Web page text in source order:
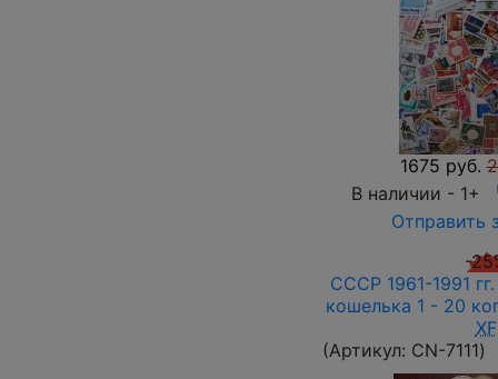
1675 руб.
В наличии - 1+
Отправить
-
СССР 1961-1991
кошелька 1 - 20
XF
(Артикул: СN-7111)